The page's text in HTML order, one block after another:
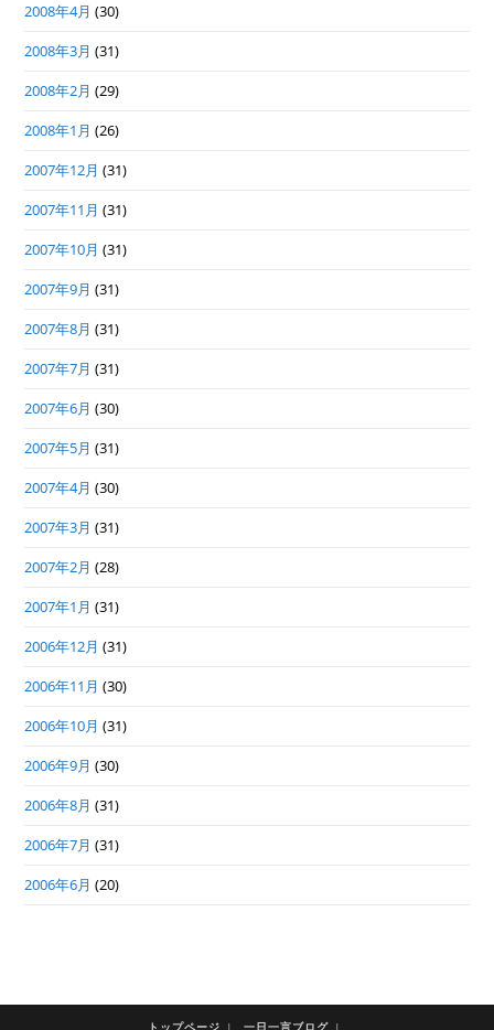
2008年4月 (30)
2008年3月 (31)
2008年2月 (29)
2008年1月 (26)
2007年12月 (31)
2007年11月 (31)
2007年10月 (31)
2007年9月 (31)
2007年8月 (31)
2007年7月 (31)
2007年6月 (30)
2007年5月 (31)
2007年4月 (30)
2007年3月 (31)
2007年2月 (28)
2007年1月 (31)
2006年12月 (31)
2006年11月 (30)
2006年10月 (31)
2006年9月 (30)
2006年8月 (31)
2006年7月 (31)
2006年6月 (20)
トップページ 一日一言ブログ